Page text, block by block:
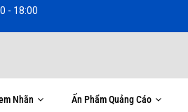
- 18:00
Nhãn Ấn Phẩm Quảng Cáo